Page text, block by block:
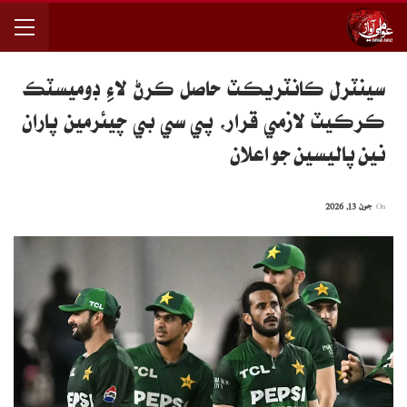
سينٽرل ڪانٽريڪٽ حاصل ڪرڻ لاءِ ڊوميسٽڪ
ڪرڪيٽ لازمي قرار، پي سي بي چيئرمين پاران
نين پاليسين جو اعلان